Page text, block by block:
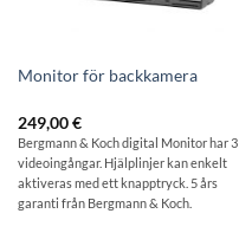
Monitor för backkamera
249,00€
Bergmann & Koch digital Monitor har 3
videoingångar. Hjälplinjer kan enkelt
aktiveras med ett knapptryck. 5 års
garanti från Bergmann & Koch.